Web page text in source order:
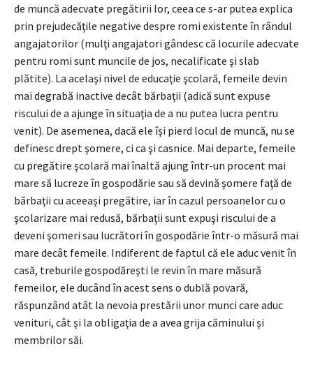
de muncă adecvate pregătirii lor, ceea ce s-ar putea explica
prin prejudecăţile negative despre romi existente în rândul
angajatorilor (mulţi angajatori gândesc că locurile adecvate
pentru romi sunt muncile de jos, necalificate şi slab
plătite). La acelaşi nivel de educaţie şcolară, femeile devin
mai degrabă inactive decât bărbaţii (adică sunt expuse
riscului de a ajunge în situaţia de a nu putea lucra pentru
venit). De asemenea, dacă ele îşi pierd locul de muncă, nu se
definesc drept şomere, ci ca şi casnice. Mai departe, femeile
cu pregătire şcolară mai înaltă ajung într-un procent mai
mare să lucreze în gospodărie sau să devină şomere faţă de
bărbaţii cu aceeaşi pregătire, iar în cazul persoanelor cu o
şcolarizare mai redusă, bărbaţii sunt expuşi riscului de a
deveni şomeri sau lucrători în gospodărie într-o măsură mai
mare decât femeile. Indiferent de faptul că ele aduc venit în
casă, treburile gospodăreşti le revin în mare măsură
femeilor, ele ducând în acest sens o dublă povară,
răspunzând atât la nevoia prestării unor munci care aduc
venituri, cât şi la obligaţia de a avea grija căminului şi
membrilor săi.